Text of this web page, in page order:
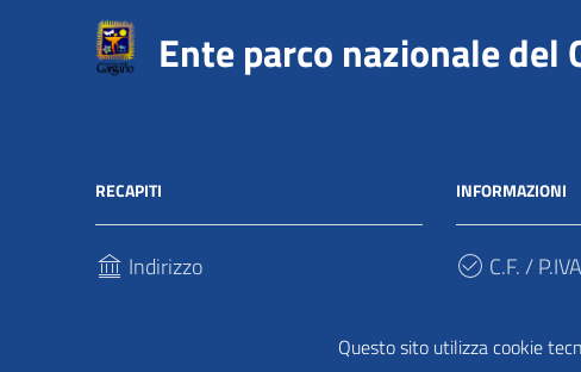
Questo sito utilizza cookie
Ente parco nazionale del
RECAPITI
Indirizzo
71037, Monte Sant'Angelo (Fg)
INFORMAZIONI
C.F. / P.IVA
Cod.